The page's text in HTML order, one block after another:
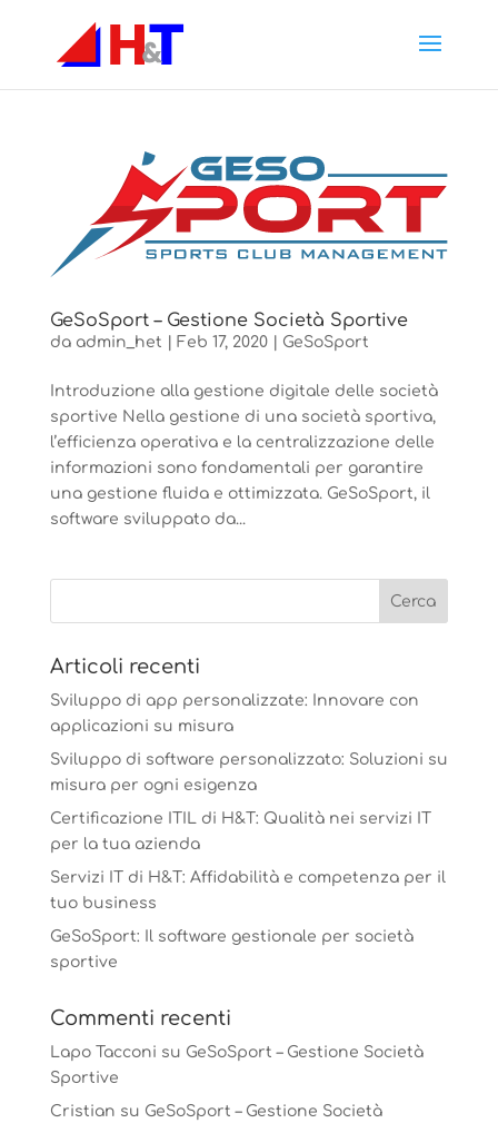
GeSoSport – Gestione Società Sportive
da admin_het Feb 17, 2020| GeSoSport
Introduzione alla gestione digitale delle società
sportive Nella gestione di una società sportiva,
l’efficienza operativa e la centralizzazione delle
informazioni sono fondamentali per garantire
una gestione fluida e ottimizzata. GeSoSport, il
software sviluppato da...
Articoli recenti
Sviluppo di app personalizzate: Innovare con
applicazioni su misura
Sviluppo di software personalizzato: Soluzioni su
misura per ogni esigenza
Certificazione ITIL di H&T: Qualità nei servizi IT
per la tua azienda
Servizi IT di H&T: Affidabilità e competenza per il
tuo business
GeSoSport: Il software gestionale per società
sportive
Commenti recenti
Lapo Tacconi su GeSoSport – Gestione Società
Sportive
Cristian su GeSoSport – Gestione Società